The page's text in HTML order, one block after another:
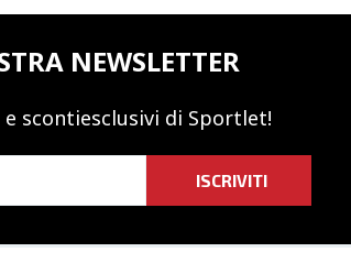
NEWSLETTER
e scontiesclusivi di Sportlet!
ISCRIVITI